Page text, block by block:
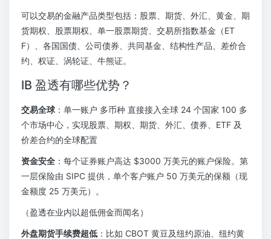
可以交易的金融产品类型包括：股票、期货、外汇、黄金、期
货期权、股票期权、单一股票期货、交易所指数基金（ET
F）、各国国债、公司债券、共同基金、结构性产品、差价合
约、权证、涡轮证、牛熊证。
IB 盈透有哪些优势？
交易全球 ：单一账户 多币种 直接接入全球 24 个国家 100 多
个市场中心，实现股票、期权、期货、外汇、债券、ETF 及
价差合约的全球配置
资金安全 ：每个证券账户高达 $3000 万美元的账户保险。第
一层保险由 SIPC 提供，单个客户账户 50 万美元的保额（现
金额度 25 万美元）。
（盈透在业内以超低佣金而闻名）
外盘期货手续费超低 ：比如 CBOT 黄豆及纽约原油、纽约黄